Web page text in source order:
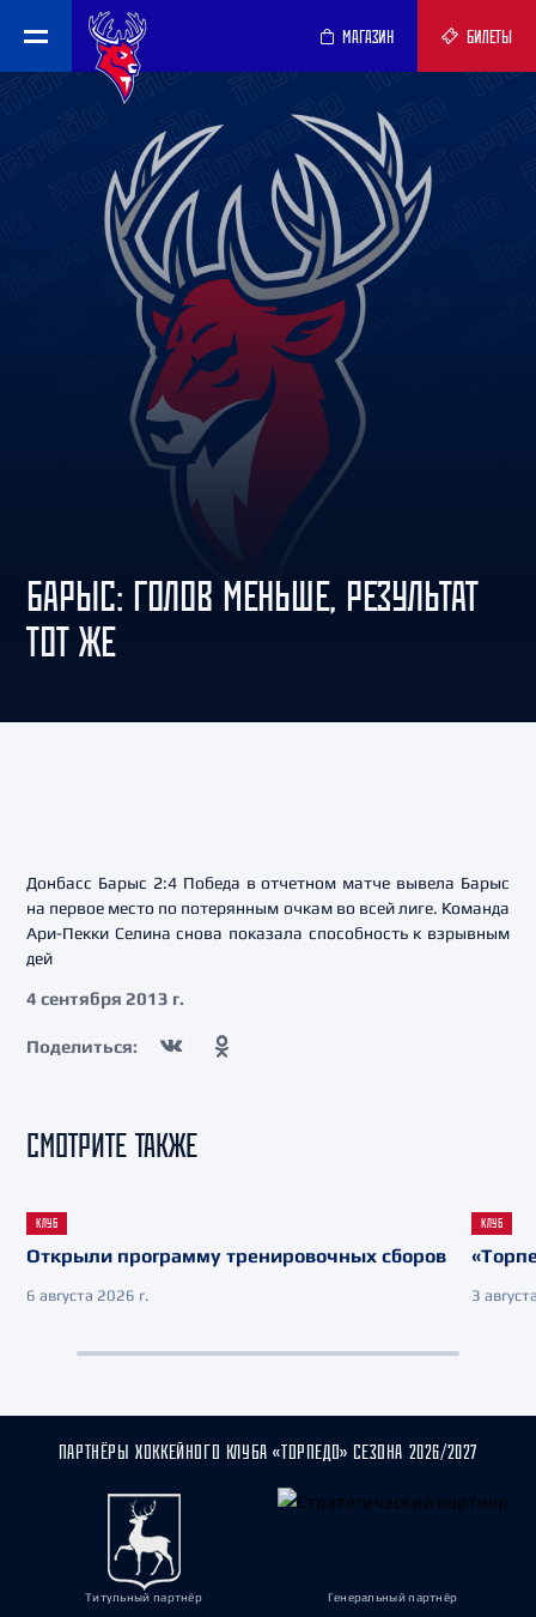
МАГАЗИН БИЛЕТЫ
БАРЫС: ГОЛОВ МЕНЬШЕ, РЕЗУЛЬТАТ
ТОТ ЖЕ
Донбасс Барыс 2:4 Победа в отчетном матче вывела Барыс
на первое место по потерянным очкам во всей лиге. Команда
Ари-Пекки Селина снова показала способность к взрывным
дей
4 сентября 2013 г.
Поделиться:
СМОТРИТЕ ТАКЖЕ
КЛУБ
Открыли программу тренировочных сборов
6 августа 2026 г.
КЛУБ
3
ПАРТНЁРЫ ХОККЕЙНОГО КЛУБА «ТОРПЕДО» СЕЗОНА 2026/2027
Титульный партнёр Генеральный партнёр